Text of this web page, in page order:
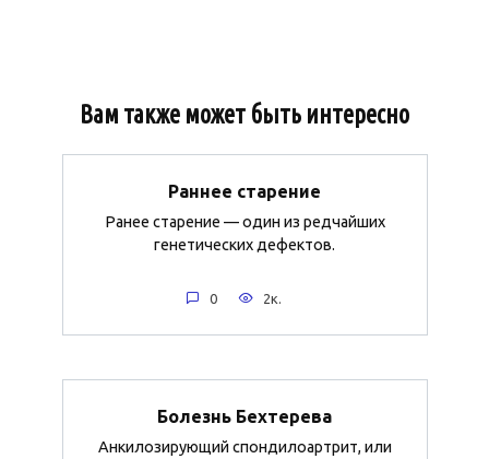
Вам также может быть интересно
Раннее старение
Ранее старение — один из редчайших
генетических дефектов.
0 2к.
Болезнь Бехтерева
Анкилозирующий спондилоартрит, или